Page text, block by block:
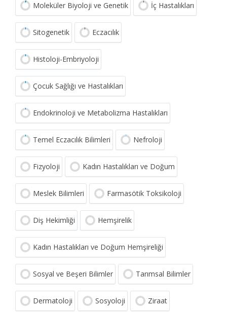
Moleküler Biyoloji ve Genetik İç Hastalıkları
Sitogenetik Eczacılık
Histoloji-Embriyoloji
Çocuk Sağlığı ve Hastalıkları
Endokrinoloji ve Metabolizma Hastalıkları
Temel Eczacılık Bilimleri Nefroloji
Fizyoloji Kadın Hastalıkları ve Doğum
Meslek Bilimleri Farmasötik Toksikoloji
Diş Hekimliği Hemşirelik
Kadın Hastalıkları ve Doğum Hemşireliği
Sosyal ve Beşeri Bilimler Tarımsal Bilimler
Dermatoloji Sosyoloji Ziraat